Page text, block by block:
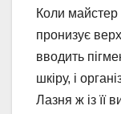
Коли
пронизує
вводить
шкіру, і
Лазня ж із її